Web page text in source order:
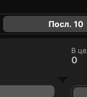
Посл. 10
В
0